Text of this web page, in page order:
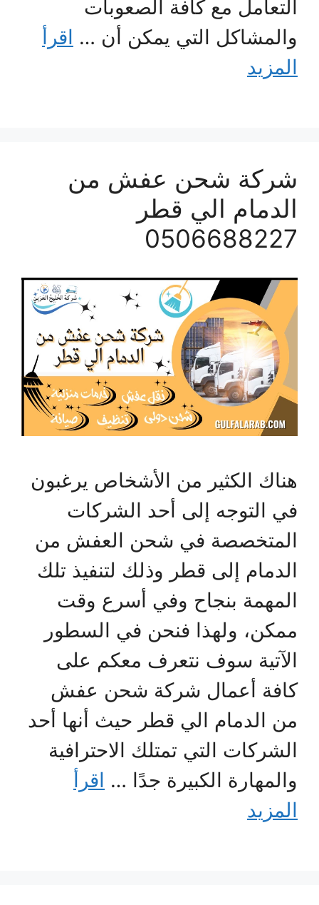
التعامل مع كافة الصعوبات
والمشاكل التي يمكن أن … اقرأ
المزيد
شركة شحن عفش من
الدمام الي قطر
0506688227
هناك الكثير من الأشخاص يرغبون
في التوجه إلى أحد الشركات
المتخصصة في شحن العفش من
الدمام إلى قطر وذلك لتنفيذ تلك
المهمة بنجاح وفي أسرع وقت
ممكن، ولهذا فنحن في السطور
الآتية سوف نتعرف معكم على
كافة أعمال شركة شحن عفش
من الدمام الي قطر حيث أنها أحد
الشركات التي تمتلك الاحترافية
والمهارة الكبيرة جدًا … اقرأ
المزيد